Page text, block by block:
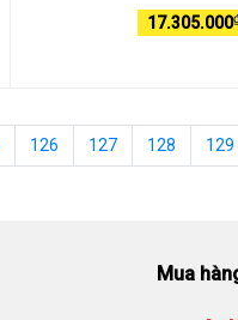
17.305.000
126 127 128 129
Mua